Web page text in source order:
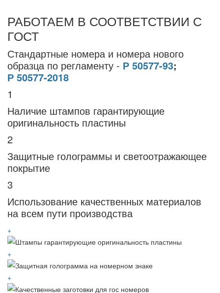
РАБОТАЕМ В СООТВЕТСТВИИ С
ГОСТ
Стандартные номера и номера нового
образца по регламенту - Р 50577-93;
Р 50577-2018
1
Наличие штампов гарантирующие
оригинальность пластины
2
Защитные голограммы и светоотражающее
покрытие
3
Использование качественных материалов
на всем пути производства
+
+
+